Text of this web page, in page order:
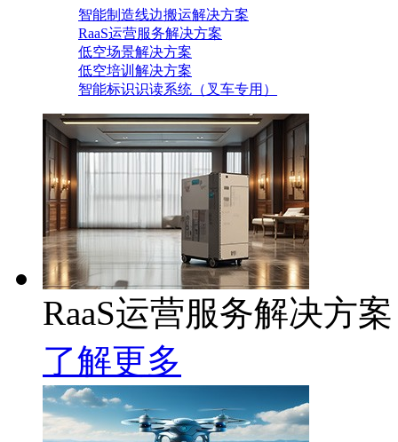
智能制造线边搬运解决方案
RaaS运营服务解决方案
低空场景解决方案
低空培训解决方案
智能标识识读系统（叉车专用）
RaaS运营服务解决方案
了解更多